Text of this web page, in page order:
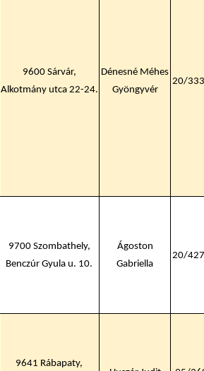
9600 Sárvár,
Alkotmány utca 22-24.
Dénesné Méhes
Gyöngyvér
20/
9700 Szombathely,
Benczúr Gyula u. 10.
Ágoston
Gabriella
20/
9641 Rábapaty,